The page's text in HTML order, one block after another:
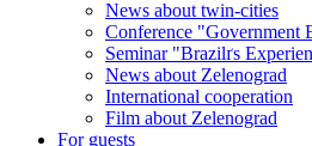
News about twin-cities
Conference "Government
Seminar "Brazilґs
News about Zelenograd
International cooperation
Film about Zelenograd
For guests